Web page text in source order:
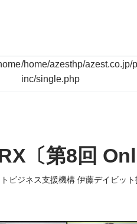
/home/azesthp/
inc/single.php
〔第8回
ビジネス支援機構 伊藤デイビット